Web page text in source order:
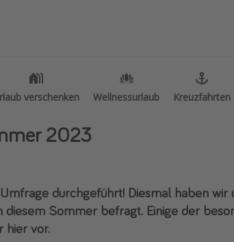
verschenken Wellnessurlaub Kreuzfahrten
verschenken Wellnessurlaub Kreuzfahrten
Reise Journal
Familienurlaub in der Türkei
Bahnreisen in der Schweiz
Silvesterreisen
Last Minute Urlaub Mallorca
2023
durchgeführt! Diesmal haben wir
diesem Sommer befragt. Einige der
hier vor.